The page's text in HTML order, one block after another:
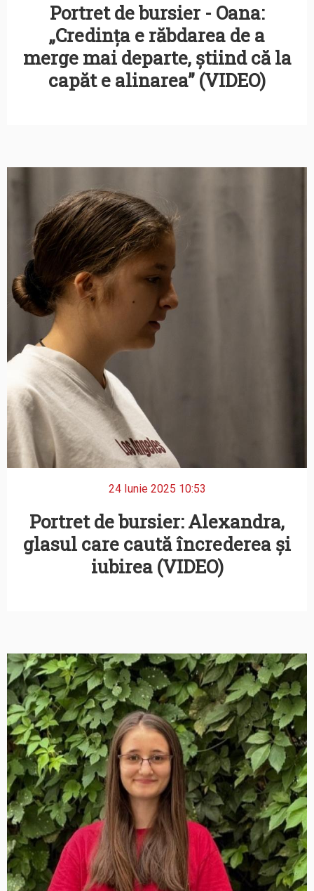
Portret de bursier - Oana:
„Credința e răbdarea de a
merge mai departe, știind că la
capăt e alinarea” (VIDEO)
24 Iunie 2025 10:53
Portret de bursier: Alexandra,
glasul care caută încrederea și
iubirea (VIDEO)